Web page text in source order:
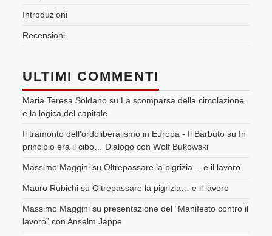
Introduzioni
Recensioni
ULTIMI COMMENTI
Maria Teresa Soldano su La scomparsa della circolazione
e la logica del capitale
Il tramonto dell'ordoliberalismo in Europa - Il Barbuto su In
principio era il cibo… Dialogo con Wolf Bukowski
Massimo Maggini suOltrepassare la pigrizia… e il lavoro
Mauro Rubichi suOltrepassare la pigrizia… e il lavoro
Massimo Maggini su presentazione del “Manifesto contro il
lavoro” con Anselm Jappe